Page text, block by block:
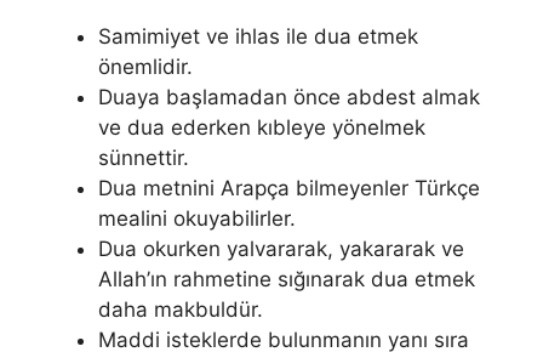
Samimiyet ve ihlas ile dua etmek
önemlidir.
Duaya başlamadan önce abdest almak
ve dua ederken kıbleye yönelmek
sünnettir.
Dua metnini Arapça bilmeyenler Türkçe
mealini okuyabilirler.
Dua okurken yalvararak, yakararak ve
Allah’ın rahmetine sığınarak dua etmek
daha makbuldür.
Maddi isteklerde bulunmanın yanı sıra